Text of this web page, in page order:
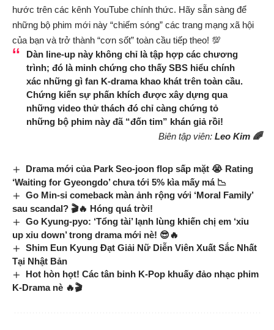
hước trên các kênh YouTube chính thức. Hãy sẵn sàng để
những bộ phim mới này “chiếm sóng” các trang mạng xã hội
của bạn và trở thành “cơn sốt” toàn cầu tiếp theo! 💯
Dàn line-up này không chỉ là tập hợp các chương
trình; đó là minh chứng cho thấy SBS hiểu chính
xác những gì fan K-drama khao khát trên toàn cầu.
Chứng kiến sự phấn khích được xây dựng qua
những video thử thách đó chỉ càng chứng tỏ
những bộ phim này đã “đốn tim” khán giả rồi!
Biên tập viên: Leo Kim 🌈
Drama mới của Park Seo-joon flop sấp mặt 😭 Rating
‘Waiting for Gyeongdo’ chưa tới 5% kìa mấy má 📉
Go Min-si comeback màn ảnh rộng với ‘Moral Family’
sau scandal? 🎬🔥 Hóng quá trời!
Go Kyung-pyo: ‘Tổng tài’ lạnh lùng khiến chị em ‘xỉu
up xỉu down’ trong drama mới nè! 😎🔥
Shim Eun Kyung Đạt Giải Nữ Diễn Viên Xuất Sắc Nhất
Tại Nhật Bản
Hot hòn họt! Các tân binh K-Pop khuấy đảo nhạc phim
K-Drama nè 🔥🎬